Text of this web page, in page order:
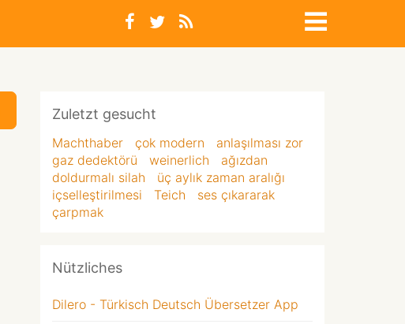
Zuletzt gesucht
Machthaber çok modern
anlaşılması zor
gaz dedektörü
weinerlich
ağızdan
doldurmalı silah
üç aylık zaman aralığı
içselleştirilmesi
Teich
ses çıkararak
çarpmak
Nützliches
Dilero - Türkisch Deutsch Übersetzer App